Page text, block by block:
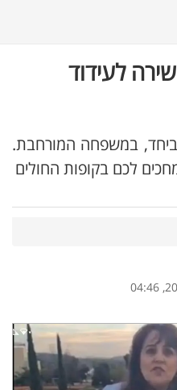
לעידוד
ביחד, במשפחה המורחבת.
לכם בקופות החולים